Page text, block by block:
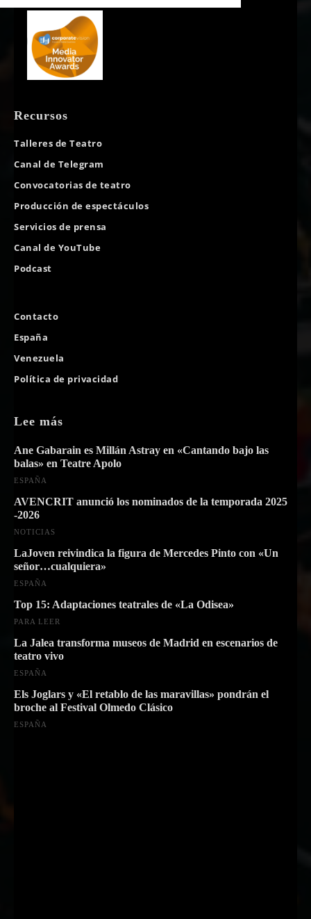
Recursos
Talleres de Teatro
Canal de Telegram
Convocatorias de teatro
Producción de espectáculos
Servicios de prensa
Canal de YouTube
Podcast
Contacto
España
Venezuela
Política de privacidad
Lee más
Ane Gabarain es Millán Astray en «Cantando bajo las
balas» en Teatre Apolo
ESPAÑA
AVENCRIT anunció los nominados de la temporada 2025
-2026
NOTICIAS
LaJoven reivindica la figura de Mercedes Pinto con «Un
señor…cualquiera»
ESPAÑA
Top 15: Adaptaciones teatrales de «La Odisea»
PARA LEER
La Jalea transforma museos de Madrid en escenarios de
teatro vivo
ESPAÑA
Els Joglars y «El retablo de las maravillas» pondrán el
broche al Festival Olmedo Clásico
ESPAÑA